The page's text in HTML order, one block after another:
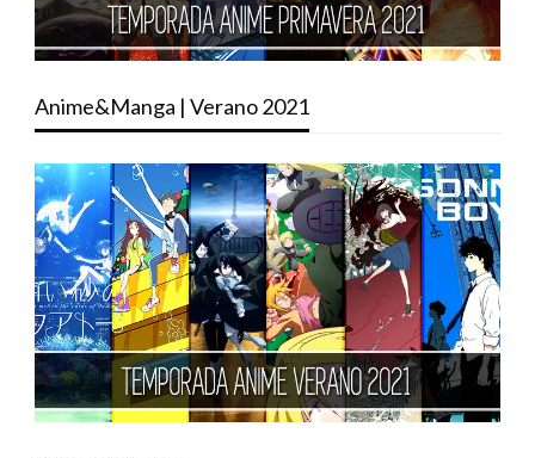
Anime&Manga | Verano 2021